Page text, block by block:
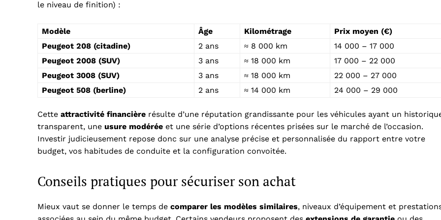
le niveau de finition) :
Modèle Âge Kilométrage
Prix moyen (€)
Peugeot 208 (citadine)
2 ans ≈ 8 000 km
14 000 – 17 000
Peugeot 2008 (SUV)
3 ans ≈ 18 000 km
17 000 – 22 000
Peugeot 3008 (SUV)
3 ans ≈ 18 000 km
22 000 – 27 000
Peugeot 508 (berline)
2 ans ≈ 14 000 km 24 000 – 29 000
Cette attractivité financière résulte d’une réputation grandissante pour les véhicules ayant un
transparent, une usure modérée et une série d’options récentes prisées sur le marché de l’occasion.
Investir judicieusement repose donc sur une analyse précise et personnalisée du rapport entre votre
budget, vos habitudes de conduite et la configuration convoitée.
Conseils pratiques pour sécuriser son achat
Mieux vaut se donner le temps de comparer les modèles similaires, niveaux d’équipement et